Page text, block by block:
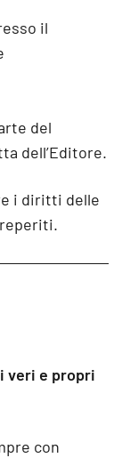
il
del
dell’Editore.
i diritti delle
veri e propri
con